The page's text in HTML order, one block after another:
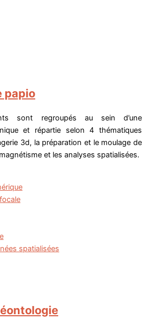
papio
sont regroupés au sein d’une
et répartie selon 4 thématiques
3d, la préparation et le moulage de
et les analyses spatialisées.
spatialisées